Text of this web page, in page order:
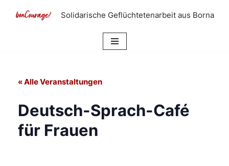
Solidarische Geflüchtetenarbeit aus Borna
« Alle Veranstaltungen
Deutsch-Sprach-Café
für Frauen